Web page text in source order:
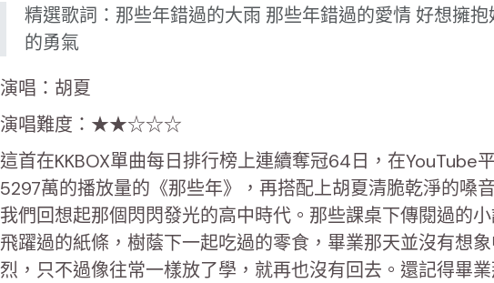
精選歌詞：那些年錯過的大雨 那些年錯過的愛情 好想擁抱
的勇氣
演唱：胡夏
演唱難度：★★☆☆☆
這首在KKBOX單曲每日排行榜上連續奪冠64日，在YouTube
5297萬的播放量的《那些年》，再搭配上胡夏清脆乾淨的嗓
我們回想起那個閃閃發光的高中時代。那些課桌下傳閱過的
飛躍過的紙條，樹蔭下一起吃過的零食，畢業那天並沒有想
烈，只不過像往常一樣放了學，就再也沒有回去。還記得畢